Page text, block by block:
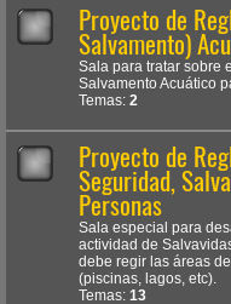
Proyecto de
Salvamento)
Sala para tratar sobre
Salvamento Acuático
Temas: 2
Proyecto de
Seguridad,
Personas
Sala especial para
actividad de
debe regir las áreas
(piscinas, lagos, etc).
Temas: 13